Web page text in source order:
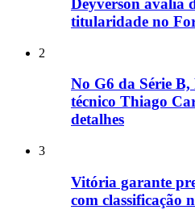
Deyverson avalia
titularidade no
2
No G6 da Série
técnico Thiago
detalhes
3
Vitória garante
com classificação